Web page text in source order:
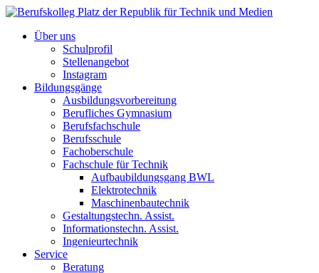
Über uns
Schulprofil
Stellenangebot
Instagram
Bildungsgänge
Ausbildungsvorbereitung
Berufliches Gymnasium
Berufsfachschule
Berufsschule
Fachoberschule
Fachschule für Technik
Aufbaubildungsgang BWL
Elektrotechnik
Maschinenbautechnik
Gestaltungstechn. Assist.
Informationstechn. Assist.
Ingenieurtechnik
Service
Beratung